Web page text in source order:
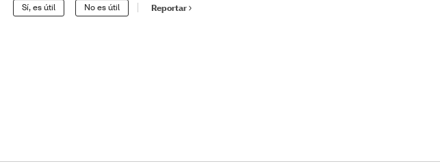
Sí, es útil No es útil Reportar